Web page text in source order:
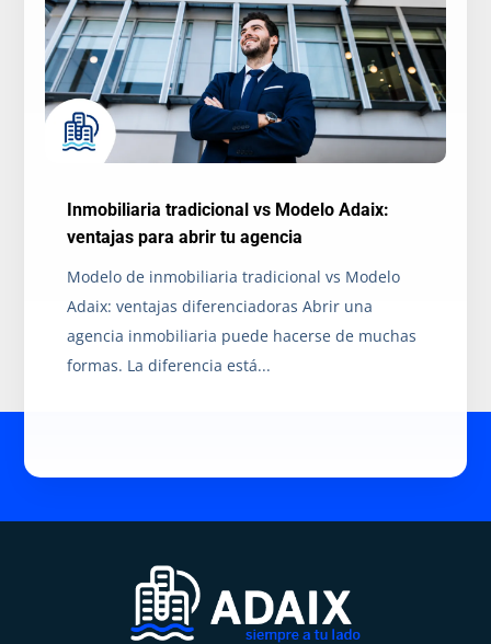
Inmobiliaria tradicional vs Modelo Adaix:
ventajas para abrir tu agencia
Modelo de inmobiliaria tradicional vs Modelo
Adaix: ventajas diferenciadoras Abrir una
agencia inmobiliaria puede hacerse de muchas
formas. La diferencia está...